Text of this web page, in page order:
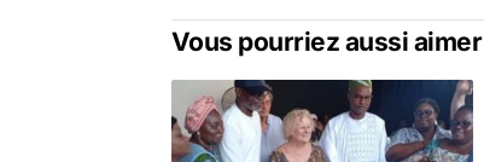
Vous pourriez aussi aimer